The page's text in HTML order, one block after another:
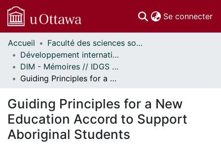
Se connecter
Communautés
et collections
Parcourir
Statistiques
À propos
Accueil
Faculté des sciences sociales // Faculty of Social Sciences
Développement international et mondialisation // International Development and Global Studies
DIM - Mémoires // IDGS - Research Papers
Guiding Principles for a New Education Accord to Support Aboriginal Students
Guiding Principles for a New
Education Accord to Support
Aboriginal Students